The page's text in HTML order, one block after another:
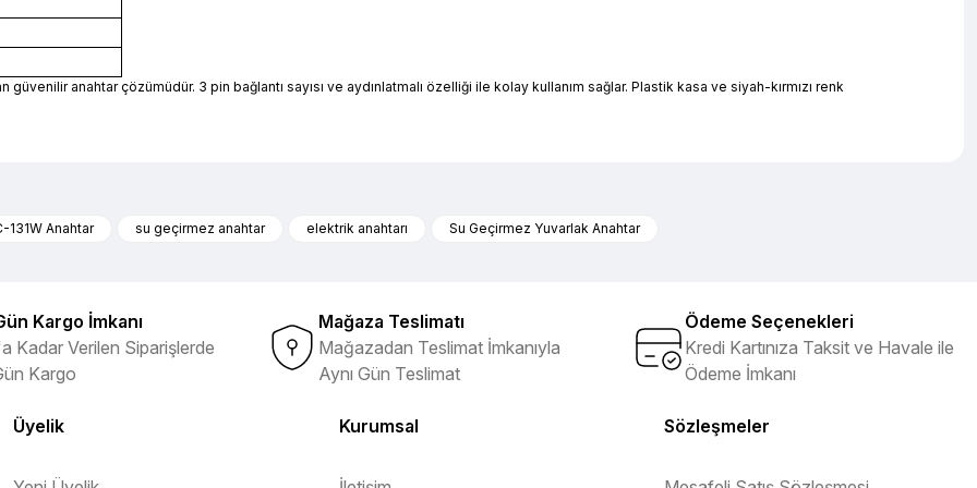
anahtar çözümüdür. 3 pin bağlantı sayısı ve aydınlatmalı özelliği ile kolay kullanım sağlar. Plastik kasa ve siyah-kırmızı renk
Bu ürüne ilk yorumu siz yapın!
Ürün hakkında henüz soru sorulmamış.
131W Anahtar su geçirmez anahtar elektrik anahtarı Su Geçirmez Yuvarlak Anahtar
Kargo İmkanı
Kadar Verilen Siparişlerde
Kargo
Mağaza Teslimatı
Mağazadan Teslimat İmkanıyla
Aynı Gün Teslimat
Ödeme Seçenekleri
Kredi Kartınıza Taksit ve Havale ile
Ödeme İmkanı
Üyelik Kurumsal Sözleşmeler